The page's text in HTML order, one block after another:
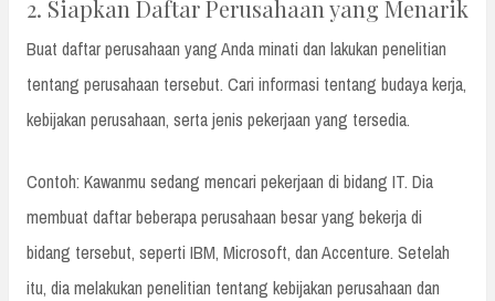
2. Siapkan Daftar Perusahaan yang Menarik
Buat daftar perusahaan yang Anda minati dan lakukan penelitian
tentang perusahaan tersebut. Cari informasi tentang budaya kerja,
kebijakan perusahaan, serta jenis pekerjaan yang tersedia.
Contoh: Kawanmu sedang mencari pekerjaan di bidang IT. Dia
membuat daftar beberapa perusahaan besar yang bekerja di
bidang tersebut, seperti IBM, Microsoft, dan Accenture. Setelah
itu, dia melakukan penelitian tentang kebijakan perusahaan dan